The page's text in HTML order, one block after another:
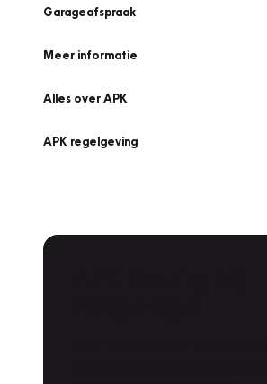
Garageafspraak
Meer informatie
Alles over APK
APK regelgeving